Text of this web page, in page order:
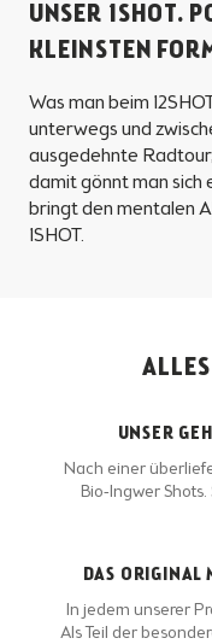
UNSER 1SHOT.
KLEINSTEN
Was man beim
unterwegs und
ausgedehnte
damit gönnt man sich
bringt den mentalen
1SHOT.
UNSER
Nach einer
Bio-Ingwer
DAS ORIGINAL
In jedem unserer
Als Teil der